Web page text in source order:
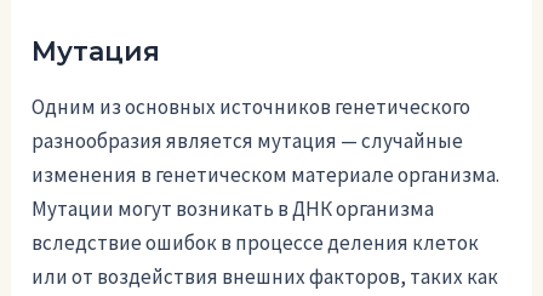
Мутация
Одним из основных источников генетического
разнообразия является мутация — случайные
изменения в генетическом материале организма.
Мутации могут возникать в ДНК организма
вследствие ошибок в процессе деления клеток
или от воздействия внешних факторов, таких как